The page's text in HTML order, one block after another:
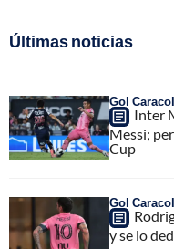
Últimas noticias
Gol Caracol
Inter
Messi;
Cup
Gol Caracol
y se lo